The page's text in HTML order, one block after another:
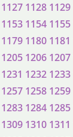
1127 1128 1129
1153 1154 1155
1179 1180 1181
1205 1206 1207
1231 1232 1233
1257 1258 1259
1283 1284 1285
1309 1310 1311